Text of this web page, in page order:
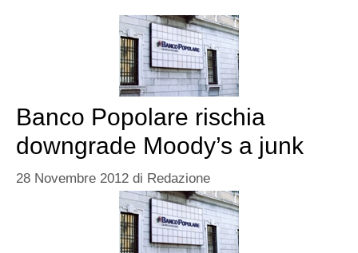
Banco Popolare rischia
downgrade Moody’s a junk
28 Novembre 2012 di Redazione